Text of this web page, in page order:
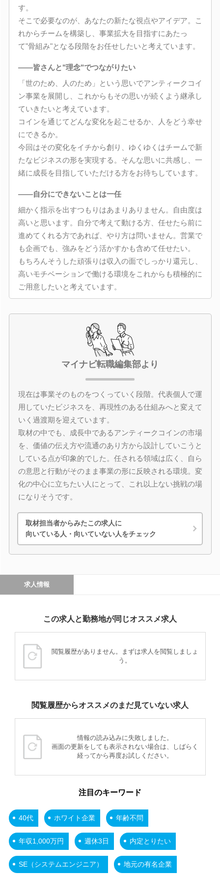
す。
そこで必要なのが、あなたの新たな視点やアイデア。こ
れからチームを構築し、事業拡大を目指すにあたっ
て"骨組み"となる段階をお任せしたいと考えています。
――皆さんと"理念"でつながりたい
「世のため、人のため」という思いでアンティークコイ
ン事業を展開し、これからもその思いが続くよう継承し
ていきたいと考えています。
コインを通じてどんな変化を起こせるか、人をどう幸せ
にできるか。
今回はその変化をイチから創り、ゆくゆくはチームで新
たなビジネスの形を実現する。そんな思いに共感し、一
緒に成長を目指していただける方をお待ちしています。
――自分にできないことは一任
細かく指示を出すつもりはあまりありません。自由度は
高いと思います。自分で考えて動ける方、任せたら前に
進めてくれる方であれば、やり方は問いません。営業で
も企画でも、強みをどう活かすかも含めて任せたい。
もちろんそうした頑張りは収入の面でしっかり還元し、
高いモチベーションで働ける環境をこれからも積極的に
ご用意したいと考えています。
マイナビ転職編集部より
現在は事業そのものをつくっていく段階。代表個人で運
用していたビジネスを、再現性のある仕組みへと変えて
いく過渡期を迎えています。
取材の中でも、成長中であるアンティークコインの市場
を、価値の伝え方や流通のあり方から設計していこうと
している点が印象的でした。任される領域は広く、自ら
の意思と行動がそのまま事業の形に反映される環境。変
化の中心に立ちたい人にとって、これ以上ない挑戦の場
になりそうです。
取材担当者からみたこの求人に
向いている人・向いていない人をチェック
求人情報
この求人と勤務地が同じオススメ求人
閲覧履歴がありません。まずは求人を閲覧しましょ
う。
閲覧履歴からオススメのまだ見ていない求人
情報の読み込みに失敗しました。
画面の更新をしても表示されない場合は、しばらく
経ってから再度お試しください。
注目のキーワード
40代 ホワイト企業 年齢不問
年収1,000万円 週休3日 内定とりたい
SE（システムエンジニア） 地元の有名企業